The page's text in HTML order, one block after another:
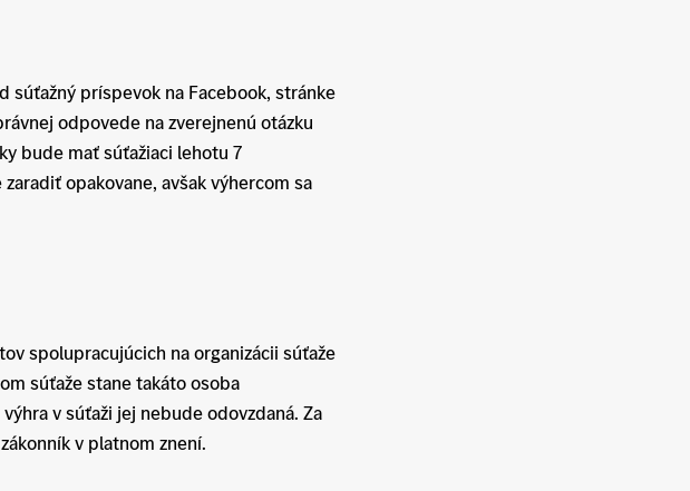
príspevok na Facebook, stránke
odpovede na zverejnenú otázku
bude mať súťažiaci lehotu 7
opakovane, avšak výhercom sa
spolupracujúcich na organizácii súťaže
súťaže stane takáto osoba
v súťaži jej nebude odovzdaná. Za
v platnom znení.